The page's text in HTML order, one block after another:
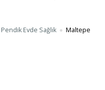
Pendik Evde Sağlık
Maltepe